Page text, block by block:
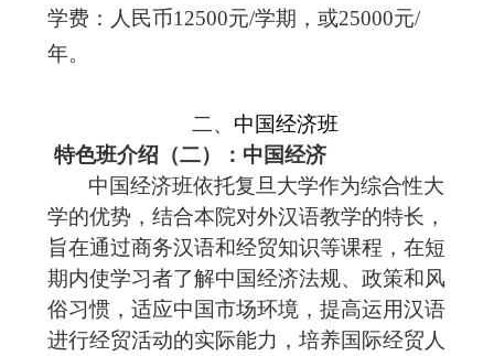
学费：人民币12500元/学期，或25000元/
年。
二、 中国经济班
特色班介绍（二）： 中国经济
中国经济班依托复旦大学作为综合性大
学的优势，结合本院对外汉语教学的特长，
旨在通过商务汉语和经贸知识等课程，在短
期内使学习者了解中国经济法规、政策和风
俗习惯， 适应中国市场环境， 提高运用汉语
进行经贸活动的实际能力，培养国际经贸人